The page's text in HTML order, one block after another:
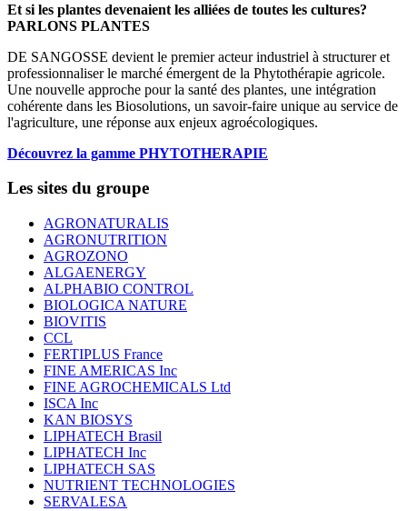
Et si les plantes devenaient les alliées de toutes les cultures?
PARLONS PLANTES
DE SANGOSSE devient le premier acteur industriel à structurer et
professionnaliser le marché émergent de la Phytothérapie agricole.
Une nouvelle approche pour la santé des plantes, une intégration
cohérente dans les Biosolutions, un savoir-faire unique au service de
l'agriculture, une réponse aux enjeux agroécologiques.
Découvrez la gamme PHYTOTHERAPIE
Les sites du groupe
AGRONATURALIS
AGRONUTRITION
AGROZONO
ALGAENERGY
ALPHABIO CONTROL
BIOLOGICA NATURE
BIOVITIS
CCL
FERTIPLUS France
FINE AMERICAS Inc
FINE AGROCHEMICALS Ltd
ISCA Inc
KAN BIOSYS
LIPHATECH Brasil
LIPHATECH Inc
LIPHATECH SAS
NUTRIENT TECHNOLOGIES
SERVALESA